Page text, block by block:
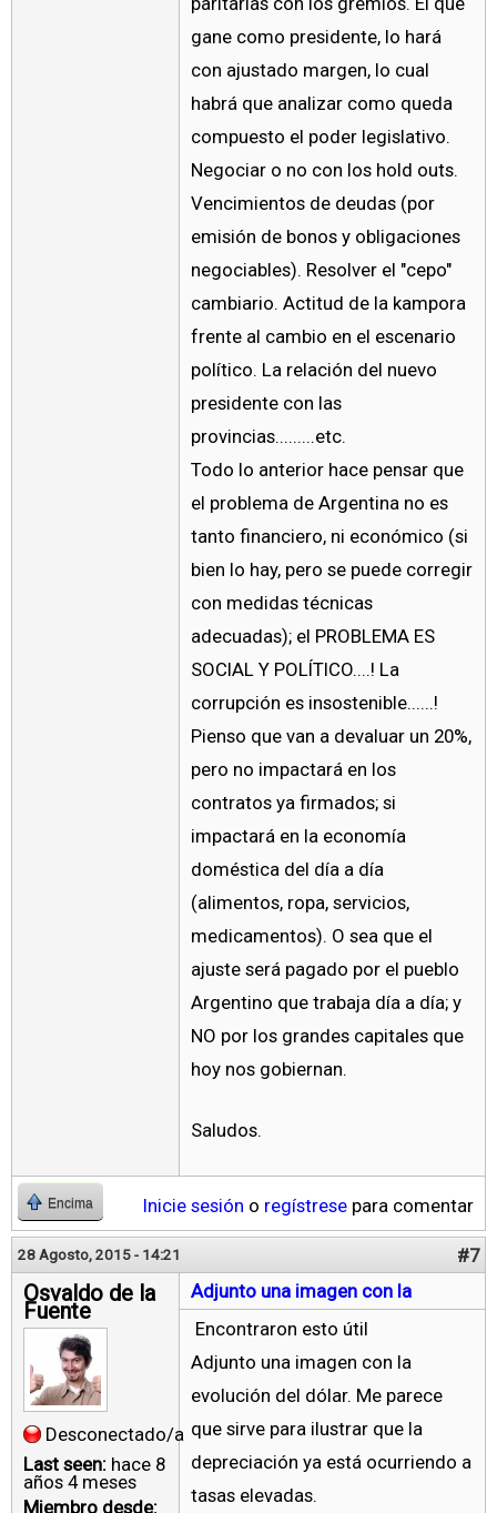
gane como presidente, lo hará
con ajustado margen, lo cual
habrá que analizar como queda
compuesto el poder legislativo.
Negociar o no con los hold outs.
Vencimientos de deudas (por
emisión de bonos y obligaciones
negociables). Resolver el "cepo"
cambiario. Actitud de la kampora
frente al cambio en el escenario
político. La relación del nuevo
presidente con las
provincias.........etc.
Todo lo anterior hace pensar que
el problema de Argentina no es
tanto financiero, ni económico (si
bien lo hay, pero se puede corregir
con medidas técnicas
adecuadas); el PROBLEMA ES
SOCIAL Y POLÍTICO....! La
corrupción es insostenible......!
Pienso que van a devaluar un 20%,
pero no impactará en los
contratos ya firmados; si
impactará en la economía
doméstica del día a día
(alimentos, ropa, servicios,
medicamentos). O sea que el
ajuste será pagado por el pueblo
Argentino que trabaja día a día; y
NO por los grandes capitales que
hoy nos gobiernan.
Saludos.
Encima Inicie sesión o regístrese para comentar
28 Agosto, 2015 - 14:21 #7
Osvaldo de la
Fuente
Desconectado/a
Last seen: hace 8
años 4 meses
Miembro desde:
Adjunto una imagen con la
Encontraron esto útil
Adjunto una imagen con la
evolución del dólar. Me parece
que sirve para ilustrar que la
depreciación ya está ocurriendo a
tasas elevadas.